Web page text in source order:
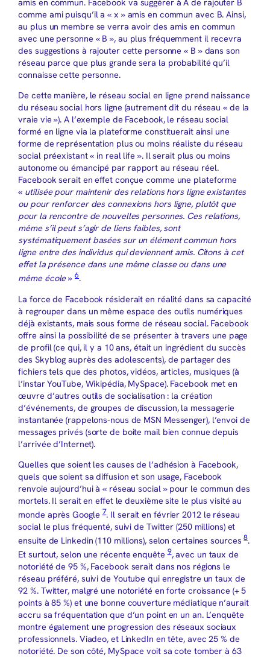
amis en commun. Facebook va suggérer à A de rajouter B
comme ami puisqu’il a « x » amis en commun avec B. Ainsi,
au plus un membre se verra avoir des amis en commun
avec une personne « B », au plus fréquemment il recevra
des suggestions à rajouter cette personne « B » dans son
réseau parce que plus grande sera la probabilité qu’il
connaisse cette personne.
De cette manière, le réseau social en ligne prend naissance
du réseau social hors ligne (autrement dit du réseau « de la
vraie vie »). A l’exemple de Facebook, le réseau social
formé en ligne via la plateforme constituerait ainsi une
forme de représentation plus ou moins réaliste du réseau
social préexistant « in real life ». Il serait plus ou moins
autonome ou émancipé par rapport au réseau réel.
Facebook serait en effet conçue comme une plateforme
« utilisée pour maintenir des relations hors ligne existantes
ou pour renforcer des connexions hors ligne, plutôt que
pour la rencontre de nouvelles personnes. Ces relations,
même s’il peut s’agir de liens faibles, sont
systématiquement basées sur un élément commun hors
ligne entre des individus qui deviennent amis. Citons à cet
effet la présence dans une même classe ou dans une
même école»6.
La force de Facebook résiderait en réalité dans sa capacité
à regrouper dans un même espace des outils numériques
déjà existants, mais sous forme de réseau social. Facebook
offre ainsi la possibilité de se présenter à travers une page
de profil (ce qui, il y a 10 ans, était un ingrédient du succès
des Skyblog auprès des adolescents), de partager des
fichiers tels que des photos, vidéos, articles, musiques (à
l’instar YouTube, Wikipédia, MySpace). Facebook met en
œuvre d’autres outils de socialisation : la création
d’événements, de groupes de discussion, la messagerie
instantanée (rappelons-nous de MSN Messenger), l’envoi de
messages privés (sorte de boite mail bien connue depuis
l’arrivée d’Internet).
Quelles que soient les causes de l’adhésion à Facebook,
quels que soient sa diffusion et son usage, Facebook
renvoie aujourd’hui à « réseau social » pour le commun des
mortels. Il serait en effet le deuxième site le plus visité au
monde après Google7. Il serait en février 2012 le réseau
social le plus fréquenté, suivi de Twitter (250 millions) et
ensuite de Linkedin (110 millions), selon certaines sources8.
Et surtout, selon une récente enquête9, avec un taux de
notoriété de 95 %, Facebook serait dans nos régions le
réseau préféré, suivi de Youtube qui enregistre un taux de
92 %. Twitter, malgré une notoriété en forte croissance (+ 5
points à 85 %) et une bonne couverture médiatique n’aurait
accru sa fréquentation que d’un point en un an. L’enquête
montre également une progression des réseaux sociaux
professionnels. Viadeo, et LinkedIn en tête, avec 25 % de
notoriété. De son côté, MySpace voit sa cote tomber à 63